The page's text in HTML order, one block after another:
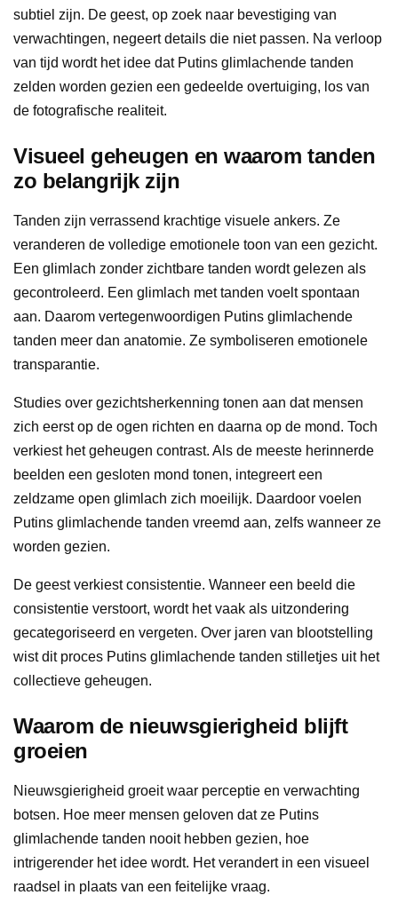
subtiel zijn. De geest, op zoek naar bevestiging van
verwachtingen, negeert details die niet passen. Na verloop
van tijd wordt het idee dat Putins glimlachende tanden
zelden worden gezien een gedeelde overtuiging, los van
de fotografische realiteit.
Visueel geheugen en waarom tanden
zo belangrijk zijn
Tanden zijn verrassend krachtige visuele ankers. Ze
veranderen de volledige emotionele toon van een gezicht.
Een glimlach zonder zichtbare tanden wordt gelezen als
gecontroleerd. Een glimlach met tanden voelt spontaan
aan. Daarom vertegenwoordigen Putins glimlachende
tanden meer dan anatomie. Ze symboliseren emotionele
transparantie.
Studies over gezichtsherkenning tonen aan dat mensen
zich eerst op de ogen richten en daarna op de mond. Toch
verkiest het geheugen contrast. Als de meeste herinnerde
beelden een gesloten mond tonen, integreert een
zeldzame open glimlach zich moeilijk. Daardoor voelen
Putins glimlachende tanden vreemd aan, zelfs wanneer ze
worden gezien.
De geest verkiest consistentie. Wanneer een beeld die
consistentie verstoort, wordt het vaak als uitzondering
gecategoriseerd en vergeten. Over jaren van blootstelling
wist dit proces Putins glimlachende tanden stilletjes uit het
collectieve geheugen.
Waarom de nieuwsgierigheid blijft
groeien
Nieuwsgierigheid groeit waar perceptie en verwachting
botsen. Hoe meer mensen geloven dat ze Putins
glimlachende tanden nooit hebben gezien, hoe
intrigerender het idee wordt. Het verandert in een visueel
raadsel in plaats van een feitelijke vraag.